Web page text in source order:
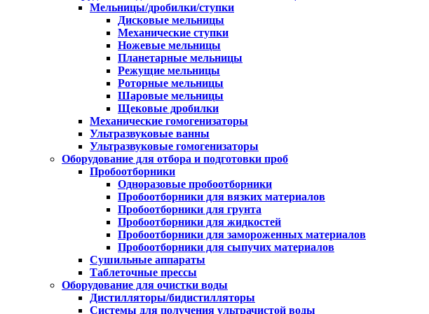
Мельницы/дробилки/ступки
Дисковые мельницы
Механические ступки
Ножевые мельницы
Планетарные мельницы
Режущие мельницы
Роторные мельницы
Шаровые мельницы
Щековые дробилки
Механические гомогенизаторы
Ультразвуковые ванны
Ультразвуковые гомогенизаторы
Оборудование для отбора и подготовки проб
Пробоотборники
Одноразовые пробоотборники
Пробоотборники для вязких материалов
Пробоотборники для грунта
Пробоотборники для жидкостей
Пробоотборники для замороженных материалов
Пробоотборники для сыпучих материалов
Сушильные аппараты
Таблеточные прессы
Оборудование для очистки воды
Дистилляторы/бидистилляторы
Системы для получения ультрачистой воды